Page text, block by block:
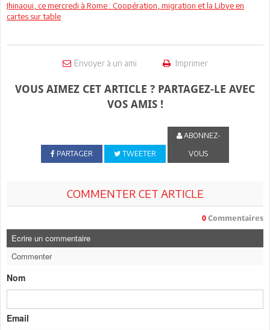
Jhinaoui, ce mercredi à Rome : Coopération, migration et la Libye en
cartes sur table
Envoyer à un ami Imprimer
VOUS AIMEZ CET ARTICLE ? PARTAGEZ-LE AVEC
VOS AMIS !
PARTAGER TWEETER
ABONNEZ-
VOUS
COMMENTER CET ARTICLE
0 Commentaires
Ecrire un commentaire
Commenter
Nom
Email